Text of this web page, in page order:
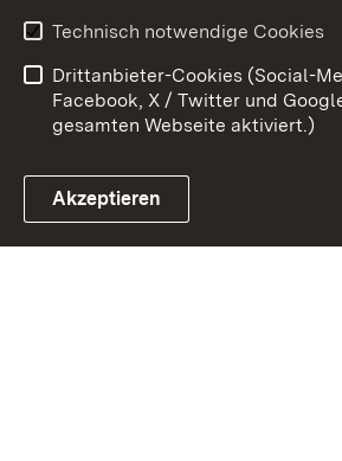
Link zum Landesportal
Barrierefreiheit
Impressum Cookies
Technisch notwendige Cookies
Drittanbieter-Cookies (Social-
Facebook, X / Twitter und
gesamten Webseite aktiviert.)
Akzeptieren